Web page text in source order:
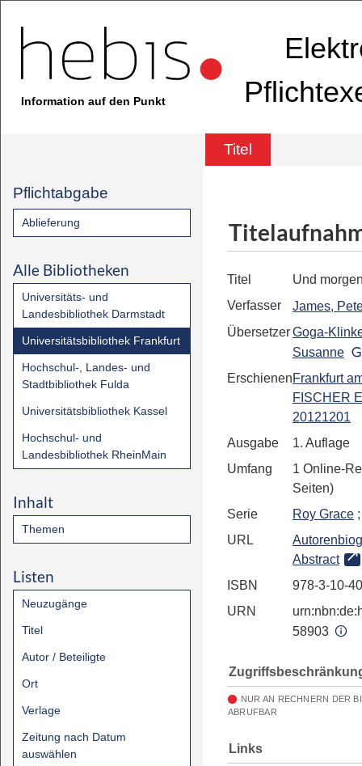
Information auf den Punkt
Titel
Pflichtabgabe
Ablieferung
Alle Bibliotheken
Universitäts- und
Landesbibliothek Darmstadt
Universitätsbibliothek Frankfurt
Hochschul-, Landes- und
Stadtbibliothek Fulda
Universitätsbibliothek Kassel
Hochschul- und
Landesbibliothek RheinMain
Inhalt
Themen
Listen
Neuzugänge
Titel
Autor / Beteiligte
Ort
Verlage
Zeitung nach Datum
auswählen
Titel
Und
Verfasser
James,
ÜbersetzerGoga-
Susanne
ErschienenFrankfurt
FISCHER
20121201
Ausgabe
1. Auflage
Umfang
1 Online-
Seiten)
Serie
Roy Grace
URL
Abstract
ISBN
978-3-10-
URN
58903
NUR AN RECHNERN DER
ABRUFBAR
Links